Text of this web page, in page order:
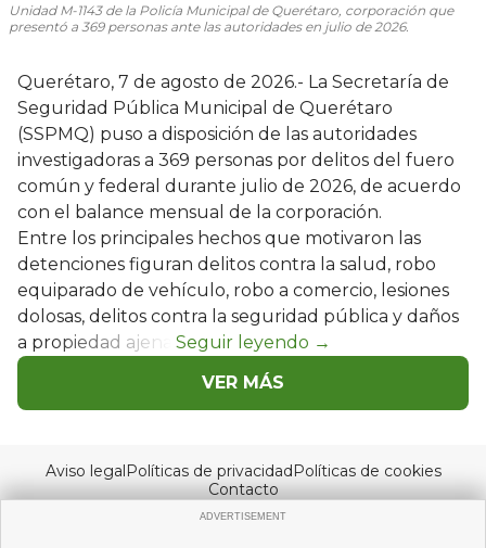
Unidad M-1143 de la Policía Municipal de Querétaro, corporación que
presentó a 369 personas ante las autoridades en julio de 2026.
Querétaro, 7 de agosto de 2026.- La Secretaría de
Seguridad Pública Municipal de Querétaro
(SSPMQ) puso a disposición de las autoridades
investigadoras a 369 personas por delitos del fuero
común y federal durante julio de 2026, de acuerdo
con el balance mensual de la corporación.
Entre los principales hechos que motivaron las
detenciones figuran delitos contra la salud, robo
equiparado de vehículo, robo a comercio, lesiones
dolosas, delitos contra la seguridad pública y daños
a propiedad ajena.
VER MÁS
Aviso legalPolíticas de privacidadPolíticas de cookies
Contacto